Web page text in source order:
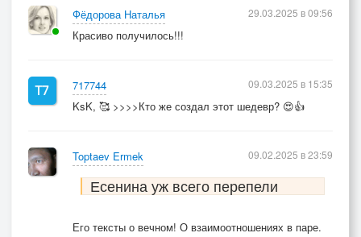
Фёдорова Наталья
Красиво получилось!!!
29.03.2025 в 09:56
717744
KsK, 🥰 >>>>Кто же создал этот шедевр? 😍👍
09.03.2025 в 15:35
Toptaev Ermek
Есенина уж всего перепели
Его тексты о вечном! О взаимоотношениях в паре.
09.02.2025 в 23:59